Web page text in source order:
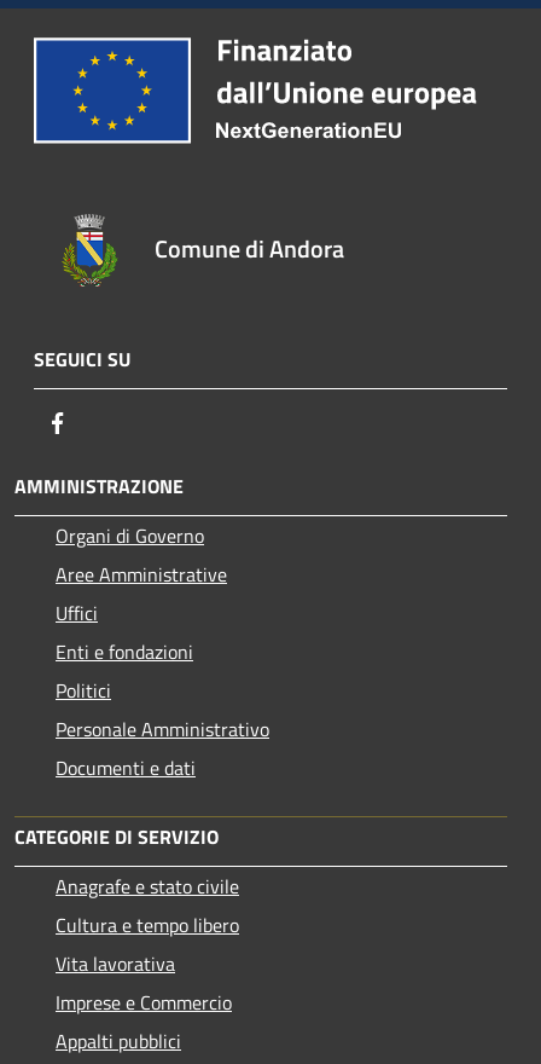
Comune di Andora
SEGUICI SU
AMMINISTRAZIONE
Organi di Governo
Aree Amministrative
Uffici
Enti e fondazioni
Politici
Personale Amministrativo
Documenti e dati
CATEGORIE DI SERVIZIO
Anagrafe e stato civile
Cultura e tempo libero
Vita lavorativa
Imprese e Commercio
Appalti pubblici